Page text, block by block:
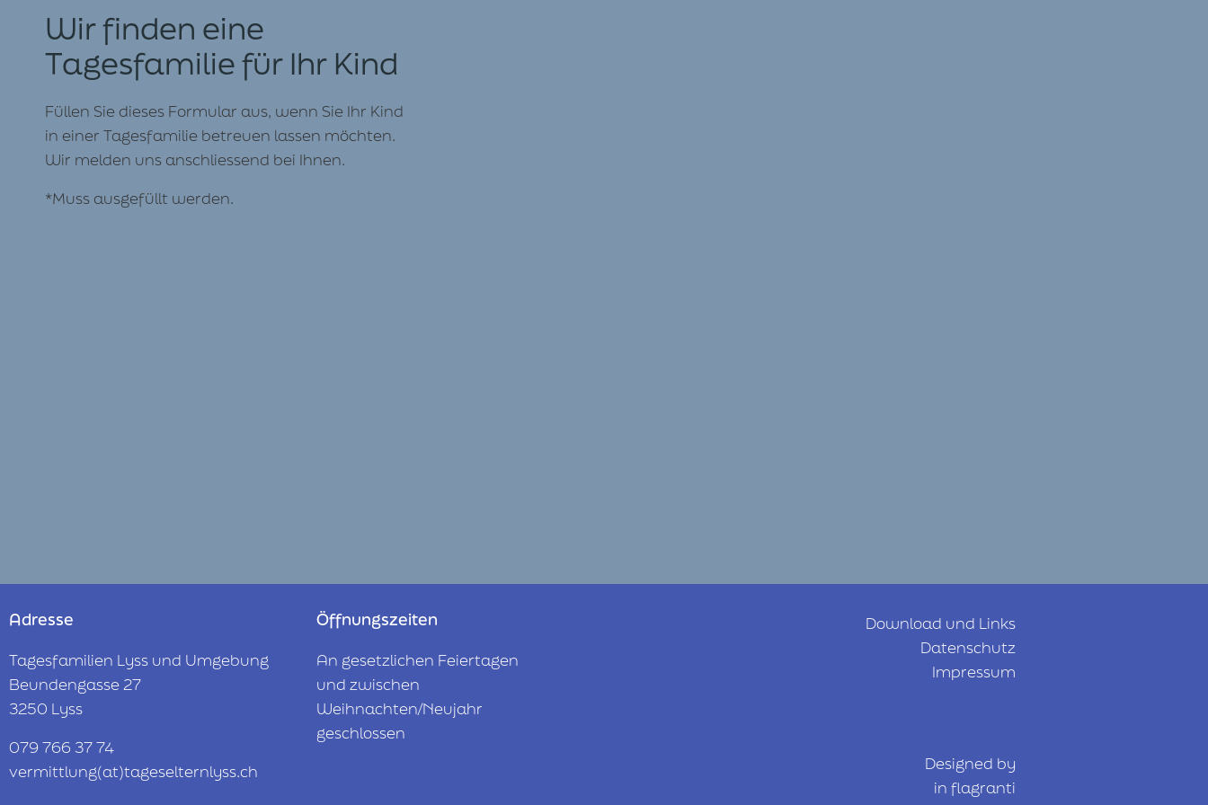
Wir finden eine
Tagesfamilie für Ihr Kind
Füllen Sie dieses For­mu­lar aus, wenn Sie Ihr Kind
in ein­er Tages­fam­i­lie betreuen lassen möcht­en.
Wir melden uns anschliessend bei Ihnen.
*Muss aus­ge­füllt werden.
Adresse
Tagesfamilien Lyss und Umgebung
Beundengasse 27
3250 Lyss
079 766 37 74
vermittlung(at)tageselternlyss.ch
Öffnungszeiten
An gesetzlichen Feiertagen
und zwischen
Weihnachten/Neujahr
geschlossen
Download und Links
Datenschutz
Impressum
Designed by
in flagranti